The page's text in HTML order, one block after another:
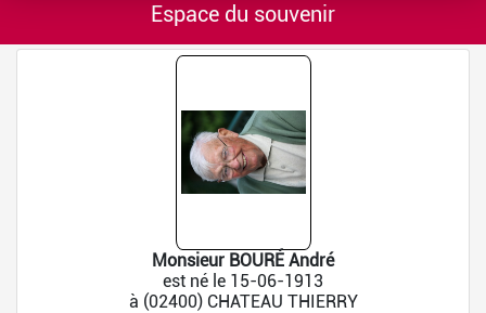
Espace du souvenir
Monsieur BOURÉ André
est né le 15-06-1913
à (02400) CHATEAU THIERRY